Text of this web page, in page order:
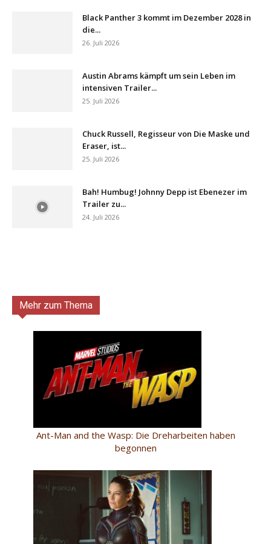
Black Panther 3 kommt im Dezember 2028 in
die...
26. Juli 2026
Austin Abrams kämpft um sein Leben im
intensiven Trailer...
25. Juli 2026
Chuck Russell, Regisseur von Die Maske und
Eraser, ist...
25. Juli 2026
Bah! Humbug! Johnny Depp ist Ebenezer im
Trailer zu...
24. Juli 2026
Mehr zum Thema
Ant-Man and the Wasp: Die Dreharbeiten haben
begonnen